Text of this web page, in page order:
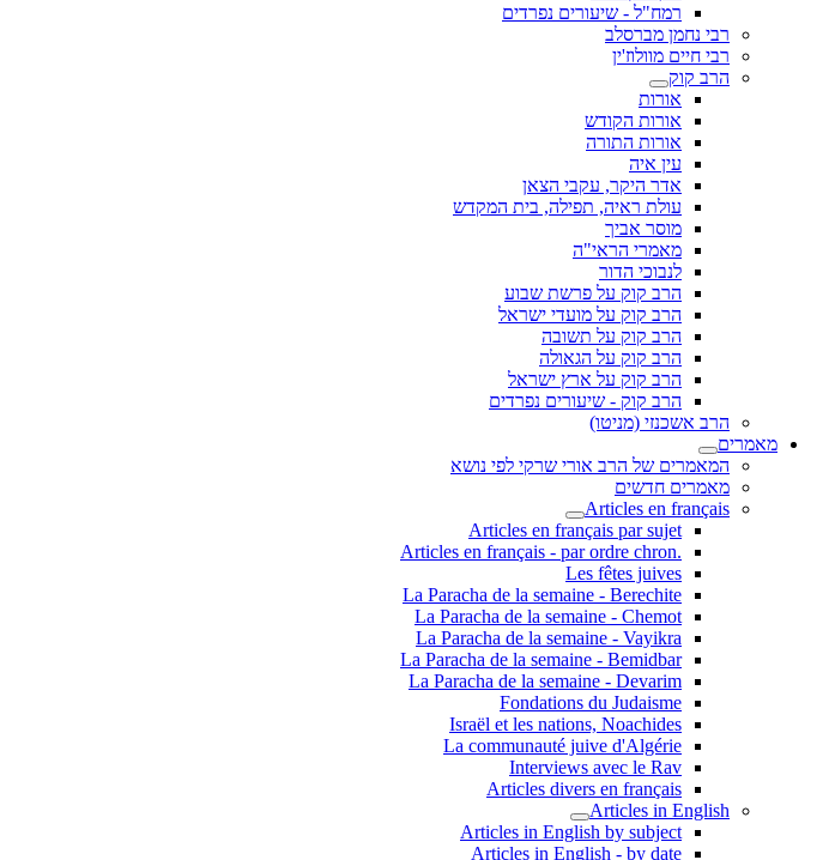
רמח"ל - שיעורים נפרדים
רבי נחמן מברסלב
רבי חיים מוולוז'ין
הרב קוק
אורות
אורות הקודש
אורות התורה
עין איה
אדר היקר, עקבי הצאן
עולת ראיה, תפילה, בית המקדש
מוסר אביך
מאמרי הראי"ה
לנבוכי הדור
הרב קוק על פרשת שבוע
הרב קוק על מועדי ישראל
הרב קוק על תשובה
הרב קוק על הגאולה
הרב קוק על ארץ ישראל
הרב קוק - שיעורים נפרדים
הרב אשכנזי (מניטו)
מאמרים
המאמרים של הרב אורי שרקי לפי נושא
מאמרים חדשים
Articles en français
Articles en français par sujet
.Articles en français - par ordre chron
Les fêtes juives
La Paracha de la semaine - Berechite
La Paracha de la semaine - Chemot
La Paracha de la semaine - Vayikra
La Paracha de la semaine - Bemidbar
La Paracha de la semaine - Devarim
Fondations du Judaisme
Israël et les nations, Noachides
La communauté juive d'Algérie
Interviews avec le Rav
Articles divers en français
Articles in English
Articles in English by subject
Articles in English - by date